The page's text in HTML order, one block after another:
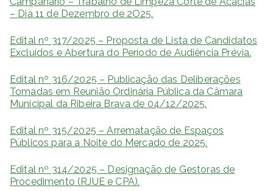
– Dia 11 de Dezembro de 2O25.
Edital nº 317/2025 – Proposta de Lista de Candidatos
Excluídos e Abertura do Período de Audiência Prévia.
Edital nº 316/2025 – Publicação das Deliberações
Tomadas em Reunião Ordinária Pública da Câmara
Municipal da Ribeira Brava de 04/12/2025.
Edital nº 315/2025 – Arrematação de Espaços
Públicos para a Noite do Mercado de 2025.
Edital nº 314/2025 – Designação de Gestoras de
Procedimento (RJUE e CPA).